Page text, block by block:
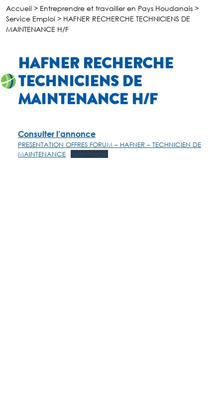
Accueil > Entreprendre et travailler en Pays Houdanais >
Service Emploi > HAFNER RECHERCHE TECHNICIENS DE
MAINTENANCE H/F
HAFNER RECHERCHE
TECHNICIENS DE
MAINTENANCE H/F
Consulter l'annonce
PRESENTATION OFFRES FORUM – HAFNER – TECHNICIEN DE
MAINTENANCE
Télécharger